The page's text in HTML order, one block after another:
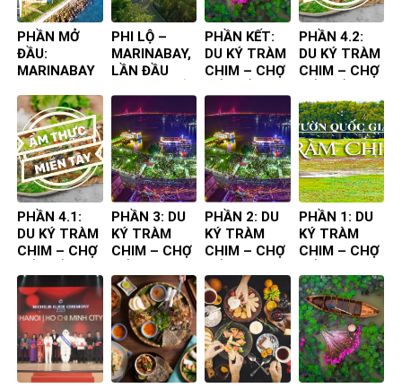
PHẦN MỞ
ĐẦU:
MARINABAY
LẦN ĐẦU
TIÊN TA ĐẾN
PHI LỘ –
MARINABAY,
LẦN ĐẦU
PHẦN KẾT:
DU KÝ TRÀM
CHIM – CHỢ
THỰC
CHUYẾN ĐI
PHẦN 4.2:
DU KÝ TRÀM
CHIM – CHỢ
THỰC
CHUYẾN ĐI
PHẦN 4.1:
DU KÝ TRÀM
CHIM – CHỢ
THỰC
CHUYẾN ĐI
PHẦN 3: DU
KÝ TRÀM
CHIM – CHỢ
PHẦN 2: DU
KÝ TRÀM
CHIM – CHỢ
PHẦN 1: DU
KÝ TRÀM
CHIM – CHỢ